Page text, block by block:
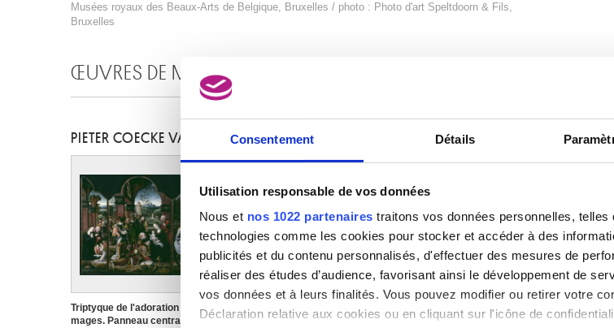
Consentement Détails
Utilisation responsable de vos données
Nous et nos 1022 partenaires traitons vos données personnelles,
technologies comme les cookies pour stocker et accéder à des
publicités et du contenu personnalisés, d'effectuer des mesures de
réaliser des études d’audience, favorisant ainsi le développement de
vos données et à leurs finalités. Vous pouvez modifier ou retirer votre
Déclaration relative aux cookies ou en cliquant sur l'icône de
Musées royaux des Beaux-Arts de Belgique, Bruxelles / photo : Photo d'art Speltdoorn & Fils,
Bruxelles
ŒUVRES DE MÊME AUTEUR
PIETER COECKE VAN AELST
Triptyque de l'adoration des
mages. Panneau central :
L'adoration des mages
Pieter Coecke van Aelst
L'éducation de Romulus et
Remus
Pieter